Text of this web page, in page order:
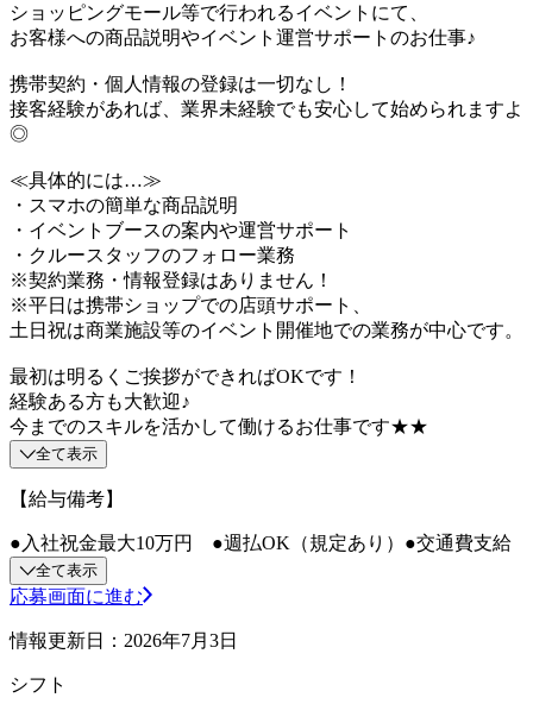
ショッピングモール等で行われるイベントにて、
お客様への商品説明やイベント運営サポートのお仕事♪
携帯契約・個人情報の登録は一切なし！
接客経験があれば、業界未経験でも安心して始められますよ
◎
≪具体的には…≫
・スマホの簡単な商品説明
・イベントブースの案内や運営サポート
・クルースタッフのフォロー業務
※契約業務・情報登録はありません！
※平日は携帯ショップでの店頭サポート、
土日祝は商業施設等のイベント開催地での業務が中心です。
最初は明るくご挨拶ができればOKです！
経験ある方も大歓迎♪
今までのスキルを活かして働けるお仕事です★★
全て表示
【給与備考】
●入社祝金最大10万円 ●週払OK（規定あり）●交通費支給
全て表示
応募画面に進む
情報更新日：2026年7月3日
シフト